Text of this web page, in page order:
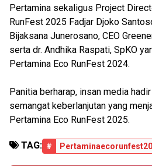
Pertamina sekaligus Project
RunFest 2025 Fadjar Djoko
Bijaksana Junerosano, CEO
serta dr. Andhika Raspati, SpKO
Pertamina Eco RunFest 2024.
Panitia berharap, insan media
semangat keberlanjutan yang
Pertamina Eco RunFest 2025.
TAG: #